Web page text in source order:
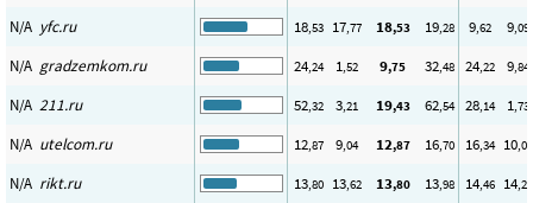
N/A yfc.ru 18,53 17,77 18,53 19,28 9,62 9,09
N/A gradzemkom.ru 24,24 1,52 9,75 32,48 24,22 9,84
N/A 211.ru 52,32 3,21 19,43 62,54 28,14 1,73
N/A utelcom.ru 12,87 9,04 12,87 16,70 16,34 10,05
N/A rikt.ru 13,80 13,62 13,80 13,98 14,46 14,28